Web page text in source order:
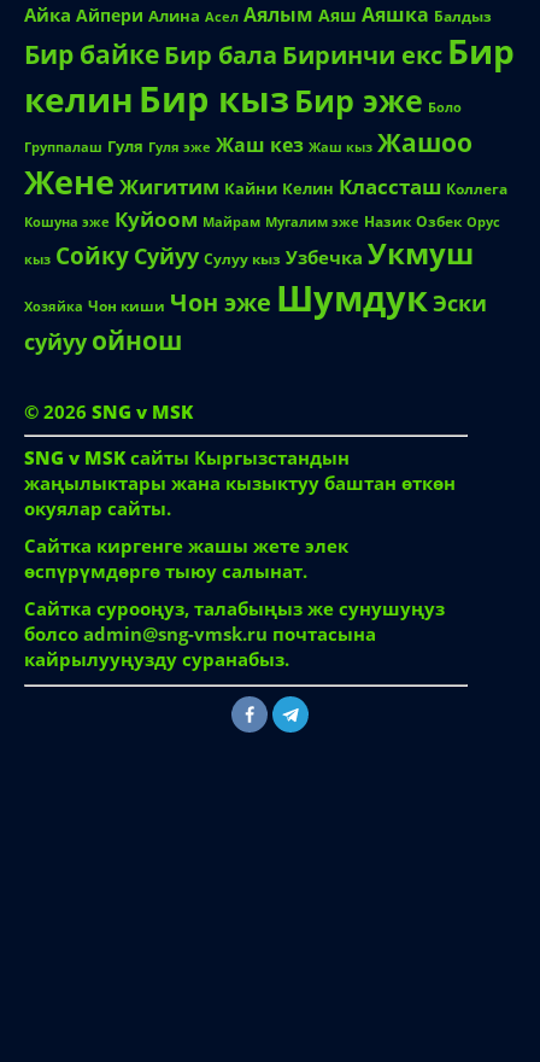
Айка Айпери Алина Асел Аялым Аяш Аяшка Балдыз
Бир байкеБир бала Биринчи екс Бир
келин Бир кыз Бир эже Боло
Группалаш Гуля Гуля эже Жаш кез Жаш кыз Жашоо
Жене Жигитим Кайни Келин Классташ Коллега
Кошуна эже Куйоом Майрам Мугалим эже Назик Озбек Орус
кыз Сойку Суйуу Сулуу кыз Узбечка Укмуш
Хозяйка Чон киши Чон эже ШумдукЭски
суйуу ойнош
© 2026 SNG v MSK
SNG v MSK сайты Кыргызстандын
жаңылыктары жана кызыктуу баштан өткөн
окуялар сайты.
Сайтка киргенге жашы жете элек
өспүрүмдөргө тыюу салынат.
Сайтка сурооңуз, талабыңыз же сунушуңуз
болсо admin@sng-vmsk.ru почтасына
кайрылууңузду суранабыз.